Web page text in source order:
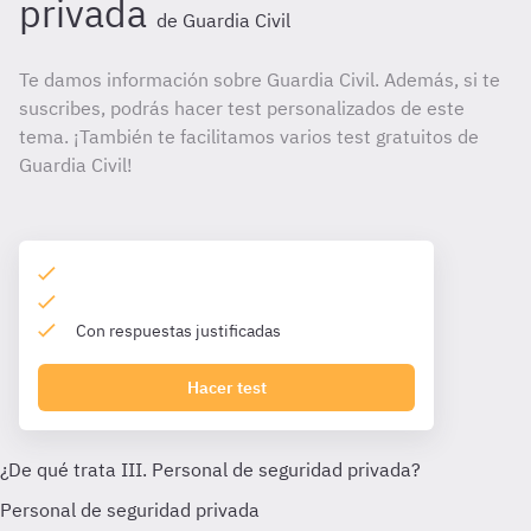
privada de Guardia Civil
Te damos información sobre Guardia Civil. Además, si te
suscribes, podrás hacer test personalizados de este
tema. ¡También te facilitamos varios test gratuitos de
Guardia Civil!
Con respuestas justificadas
Hacer test